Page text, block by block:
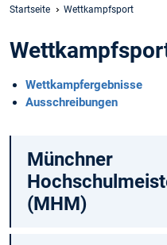
Startseite Wettkampfsport
Wettkampfergebnisse
Ausschreibungen
Münchner
(MHM)